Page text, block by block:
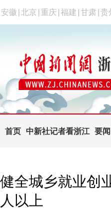
安徽 北京 重庆 福建 甘肃 贵
首页 中新社记者看浙江 要闻
健全城乡就业创
人以上